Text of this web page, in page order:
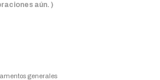
aún. )
generales